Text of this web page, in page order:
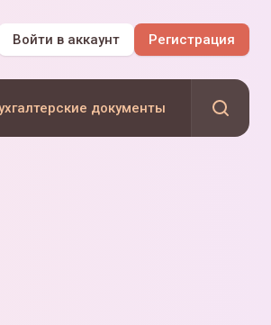
Войти в аккаунт Регистрация
документы